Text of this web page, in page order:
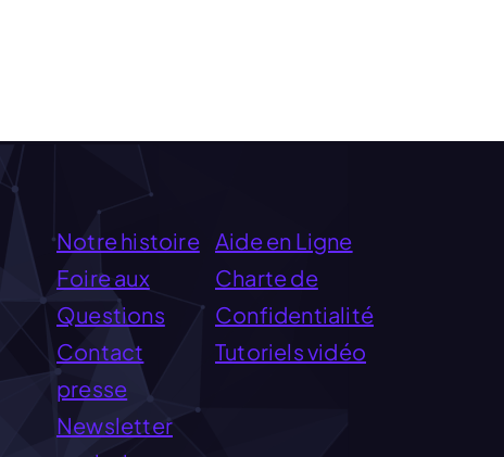
Notre histoire Aide en Ligne
Foire aux
Questions
Charte de
Confidentialité
Contact
presse
Tutoriels vidéo
Newsletter